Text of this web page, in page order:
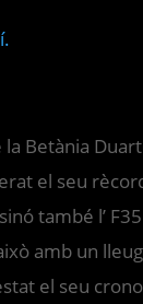
Betània
el seu
també l’
amb un
el seu